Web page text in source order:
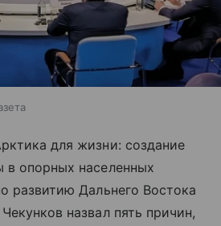
для жизни: создание
в опорных населенных
развитию Дальнего Востока
назвал пять причин,